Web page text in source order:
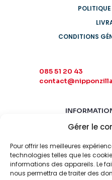
Gérer le
Pour offrir les meilleures
technologies telles que les
informations des appareils. Le
nous permettra de traiter des
CONDITIONS
085 51 20 43
LUNDI-